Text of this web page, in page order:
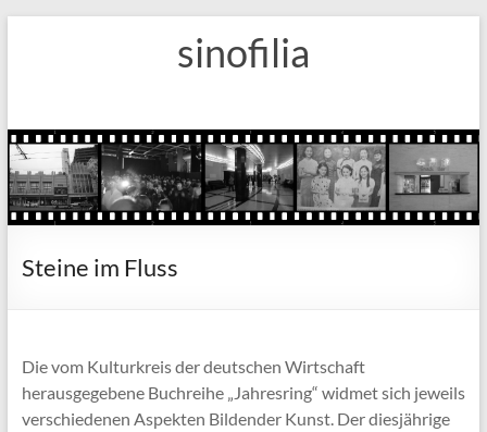
sinofilia
Steine im Fluss
Die vom Kulturkreis der deutschen Wirtschaft
herausgegebene Buchreihe „Jahresring“ widmet sich jeweils
verschiedenen Aspekten Bildender Kunst. Der diesjährige